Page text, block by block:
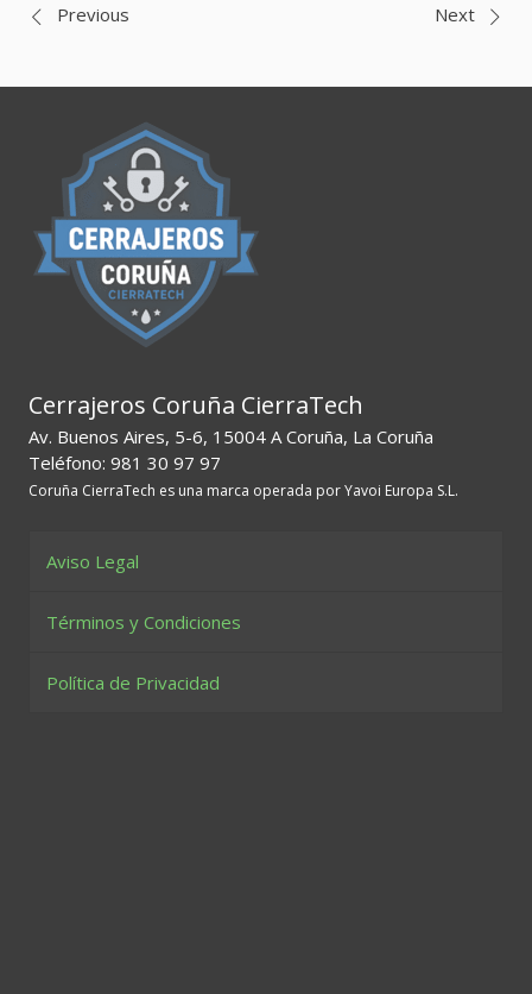
Navegación
de
entradas
Previous Next
Cerrajeros Coruña CierraTech
Av. Buenos Aires, 5-6, 15004 A Coruña, La Coruña
Teléfono: 981 30 97 97
Coruña CierraTech es una marca operada por Yavoi Europa S.L.
Aviso Legal
Términos y Condiciones
Política de Privacidad